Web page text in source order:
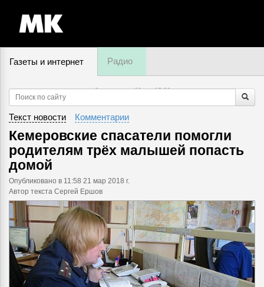
Газеты и интернет Радио
8 августа, суббота,15:20
Текст новости Комментарии
Кемеровские спасатели помогли
родителям трёх малышей попасть
домой
Опубликовано в 11:58 21 мар 2018 г.
Автор текста Сергей Ершов